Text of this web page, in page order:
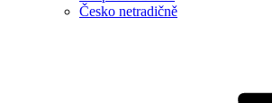
Česko netradičně